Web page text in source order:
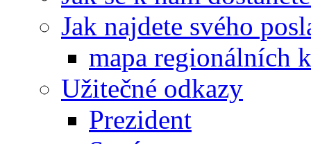
Jak najdete svého
mapa regionálních
Užitečné odkazy
Prezident